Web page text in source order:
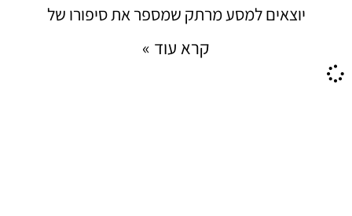
יוצאים למסע מרתק שמספר את סיפורו של
קרא עוד »